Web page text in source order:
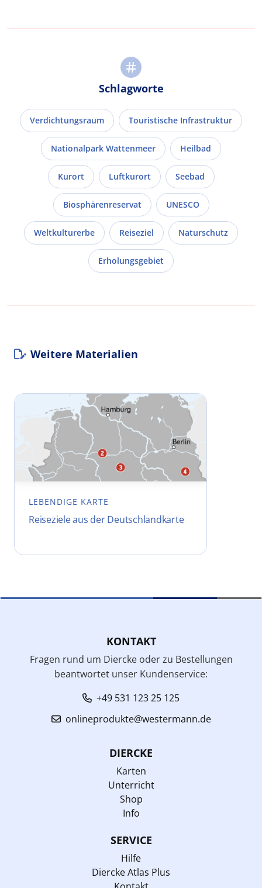
Schlagworte
Verdichtungsraum Touristische Infrastruktur
Nationalpark Wattenmeer Heilbad
Kurort Luftkurort Seebad
Biosphärenreservat UNESCO
Weltkulturerbe Reiseziel Naturschutz
Erholungsgebiet
Weitere Materialien
LEBENDIGE KARTE
Reiseziele aus der Deutschlandkarte
KONTAKT
Fragen rund um Diercke oder zu Bestellungen
beantwortet unser Kundenservice:
+49 531 123 25 125
onlineprodukte@westermann.de
DIERCKE
Karten
Unterricht
Shop
Info
SERVICE
Hilfe
Diercke Atlas Plus